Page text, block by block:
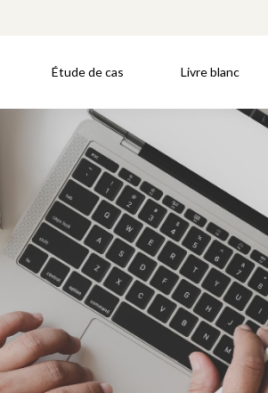
Étude de cas Livre blanc